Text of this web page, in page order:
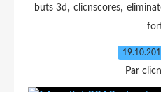
buts 3d , clicnscores,
Par